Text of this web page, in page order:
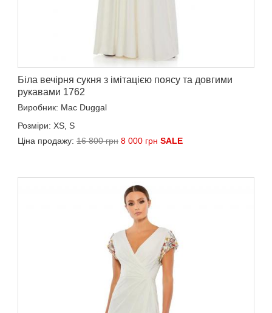
Біла вечірня сукня з імітацією поясу та довгими
рукавами 1762
Виробник: Mac Duggal
Розміри: XS, S
Ціна продажу: 16 800 грн 8 000 грн SALE